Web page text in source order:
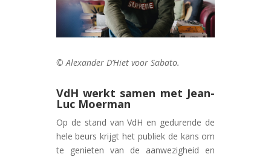
© Alexander D’Hiet voor Sabato.
VdH werkt samen met Jean-
Luc Moerman
Op de stand van VdH en gedurende de
hele beurs krijgt het publiek de kans om
te genieten van de aanwezigheid en